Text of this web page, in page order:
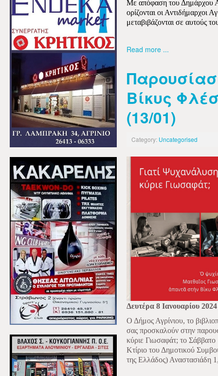
Με απόφαση του Δημάρχου
ορίζονται οι Αντιδήμαρχοι
μεταβιβάζονται σε αυτούς
Read more ...
Βίκυς
(13/01)
Category: Uncategorised
Δευτέρα 8 Ιανουαρίου 2024
Ο Δήμος Αγρίνιου, το
σας προσκαλούν στην
κύριε Γιωσαφάτ; το
Κτίριο του Δημοτικού
της Ελλάδος) Αναστασιάδη